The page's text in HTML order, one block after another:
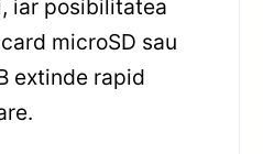
iar posibilitatea
microSD sau
extinde rapid